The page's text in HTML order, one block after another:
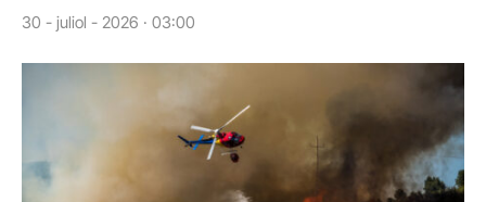
30 - juliol - 2026 · 03:00